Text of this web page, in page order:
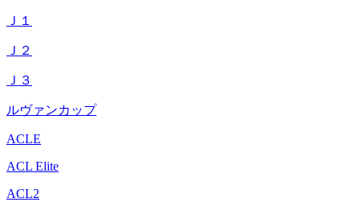
Ｊ１
Ｊ２
Ｊ３
ルヴァンカップ
ACLE
ACL Elite
ACL2